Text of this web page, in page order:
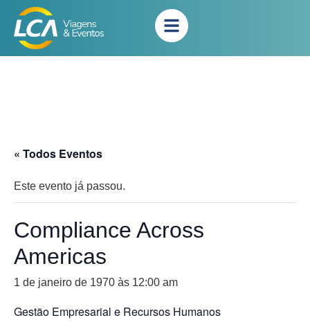
« Todos Eventos
Este evento já passou.
Compliance Across
Americas
1 de janeiro de 1970 às 12:00 am
Gestão Empresarial e Recursos Humanos